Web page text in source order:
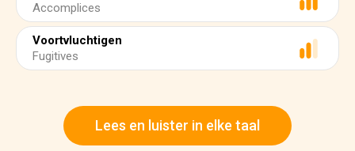
Accomplices
Voortvluchtigen
Fugitives
Lees en luister in elke taal